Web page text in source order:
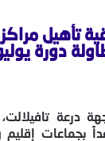
تأهيل
دورة
درعة تافيلالت،
صاعداً بجماعات